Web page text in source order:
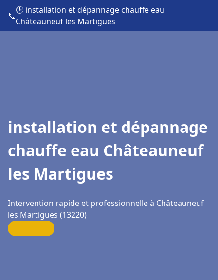
📞
🕒 installation et dépannage chauffe eau
Châteauneuf les Martigues
installation et dépannage
chauffe eau Châteauneuf
les Martigues
Intervention rapide et professionnelle à Châteauneuf
les Martigues (13220)